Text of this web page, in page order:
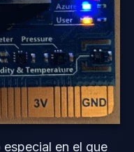
en el que